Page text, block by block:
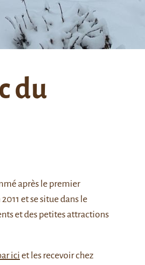
du
après le premier
et se situe dans le
et des petites attractions
ici et les recevoir chez